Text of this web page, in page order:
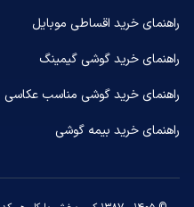
راهنمای خرید اقساطی موبایل
راهنمای خرید گوشی گیمینگ
راهنمای خرید گوشی مناسب عکاسی
راهنمای خرید بیمه گوشی